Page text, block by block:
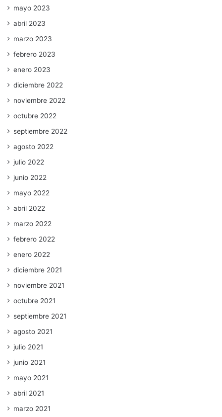
mayo 2023
abril 2023
marzo 2023
febrero 2023
enero 2023
diciembre 2022
noviembre 2022
octubre 2022
septiembre 2022
agosto 2022
julio 2022
junio 2022
mayo 2022
abril 2022
marzo 2022
febrero 2022
enero 2022
diciembre 2021
noviembre 2021
octubre 2021
septiembre 2021
agosto 2021
julio 2021
junio 2021
mayo 2021
abril 2021
marzo 2021